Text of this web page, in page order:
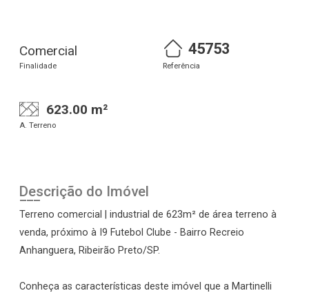
Comercial
Finalidade
45753
Referência
623.00 m²
A. Terreno
Descrição do Imóvel
Terreno comercial | industrial de 623m² de área terreno à
venda, próximo à I9 Futebol Clube - Bairro Recreio
Anhanguera, Ribeirão Preto/SP.
Conheça as características deste imóvel que a Martinelli